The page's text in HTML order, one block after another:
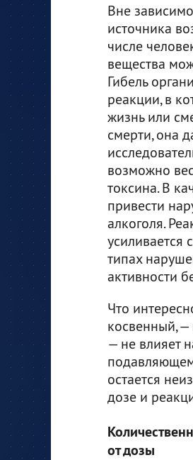
Вне
источника
числе
вещества
Гибель
реакции, в
жизнь или
смерти, она
возможно
токсина. В
привести
алкоголя.
усиливается
типах
активности
Что
косвенный,
— не влияет
остается
дозе и
от дозы